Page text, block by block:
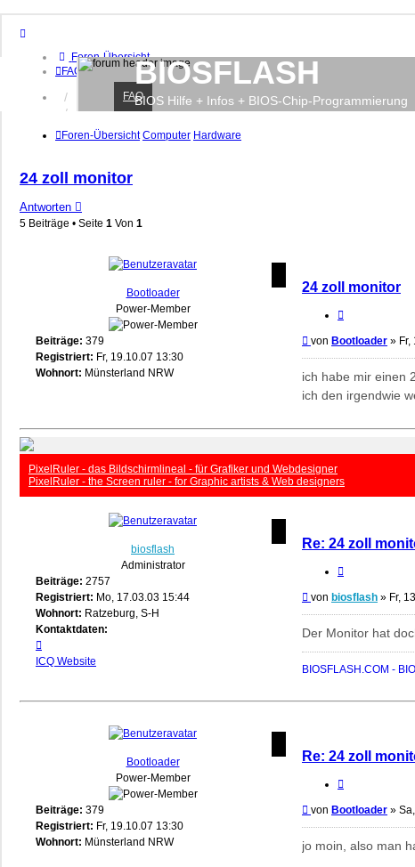
Foren-Übersicht
FAQ
Anmelden
Registrieren
BIOSFLASH
BIOS Hilfe + Infos + BIOS-Chip-Programmierung
FAQ
Foren-Übersicht Computer Hardware
24 zoll monitor
Antworten
5 Beiträge • Seite 1 Von 1
Bootloader
Power-Member
Beiträge: 379
Registriert: Fr, 19.10.07 13:30
Wohnort: Münsterland NRW
24 zoll monitor
Beitrag
von Bootloader » Fr,
ich habe mir einen
ich den irgendwie
PixelRuler - das Bildschirmlineal - für Grafiker und Webdesigner
PixelRuler - the Screen ruler - for Graphic artists & Web designers
biosflash
Administrator
Beiträge: 2757
Registriert: Mo, 17.03.03 15:44
Wohnort: Ratzeburg, S-H
Kontaktdaten:
von
ICQ Website
Re: 24 zoll
Beitrag
von biosflash » Fr,
Der Monitor hat
BIOSFLASH.COM -
Bootloader
Power-Member
Beiträge: 379
Registriert: Fr, 19.10.07 13:30
Wohnort: Münsterland NRW
Re: 24 zoll
Beitrag
von Bootloader »
jo moin, also man